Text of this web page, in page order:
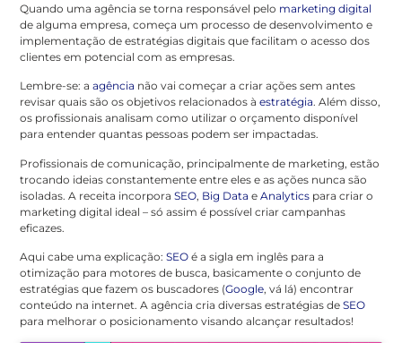
Quando uma agência se torna responsável pelo marketing digital
de alguma empresa, começa um processo de desenvolvimento e
implementação de estratégias digitais que facilitam o acesso dos
clientes em potencial com as empresas.
Lembre-se: aagência não vai começar a criar ações sem antes
revisar quais são os objetivos relacionados àestratégia. Além disso,
os profissionais analisam como utilizar o orçamento disponível
para entender quantas pessoas podem ser impactadas.
Profissionais de comunicação, principalmente de marketing, estão
trocando ideias constantemente entre eles e as ações nunca são
isoladas. A receita incorporaSEO, Big Data eAnalytics para criar o
marketing digital ideal – só assim é possível criar campanhas
eficazes.
Aqui cabe uma explicação:SEO é a sigla em inglês para a
otimização para motores de busca, basicamente o conjunto de
estratégias que fazem os buscadores (Google, vá lá) encontrar
conteúdo na internet. A agência cria diversas estratégias deSEO
para melhorar o posicionamento visando alcançar resultados!